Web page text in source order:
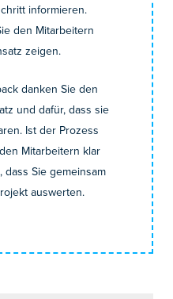
informieren.
den Mitarbeitern
zeigen.
danken Sie den
und dafür, dass sie
Ist der Prozess
Mitarbeitern klar
Sie gemeinsam
auswerten.